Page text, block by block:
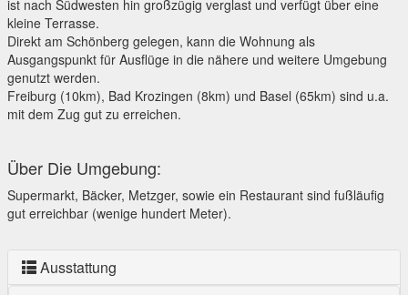
ist nach Südwesten hin großzügig verglast und verfügt über eine
kleine Terrasse.
Direkt am Schönberg gelegen, kann die Wohnung als
Ausgangspunkt für Ausflüge in die nähere und weitere Umgebung
genutzt werden.
Freiburg (10km), Bad Krozingen (8km) und Basel (65km) sind u.a.
mit dem Zug gut zu erreichen.
Über Die Umgebung:
Supermarkt, Bäcker, Metzger, sowie ein Restaurant sind fußläufig
gut erreichbar (wenige hundert Meter).
Ausstattung